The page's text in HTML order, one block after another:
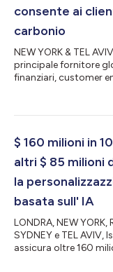
consente ai
carbonio
NEW YORK & TEL
principale fornitore
finanziari, customer
nella piattaforma di
requisiti normativi per
$ 160 milioni in
altri $ 85 milioni
la
basata sull' IA
LONDRA, NEW YORK,
SYDNEY e TEL AVIV,
assicura oltre 160